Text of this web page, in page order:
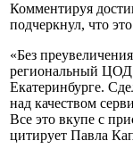
Комментируя
подчеркнул, что
«Без
региональный ЦОД
Екатеринбурге.
над качеством
Все это вкупе с
цитирует Павла